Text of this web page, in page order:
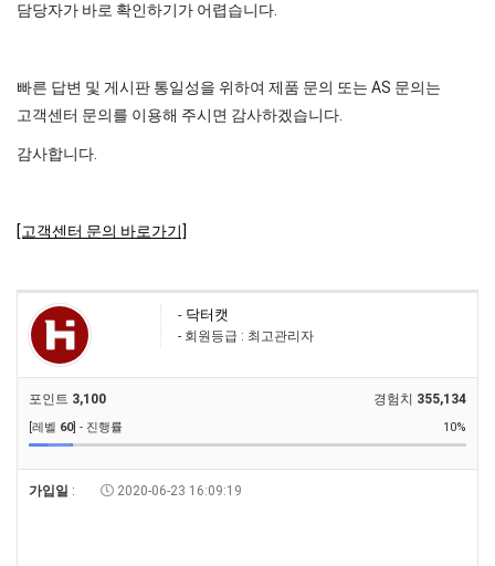
담당자가 바로 확인하기가 어렵습니다.
빠른 답변 및 게시판 통일성을 위하여 제품 문의 또는 AS 문의는
고객센터 문의를 이용해 주시면 감사하겠습니다.
감사합니다.
[고객센터 문의 바로가기]
- 닥터캣
- 회원등급 : 최고관리자
포인트 3,100 경험치 355,134
[레벨 60] - 진행률 10%
가입일 : 2020-06-23 16:09:19